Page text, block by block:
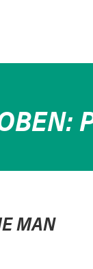
MAN